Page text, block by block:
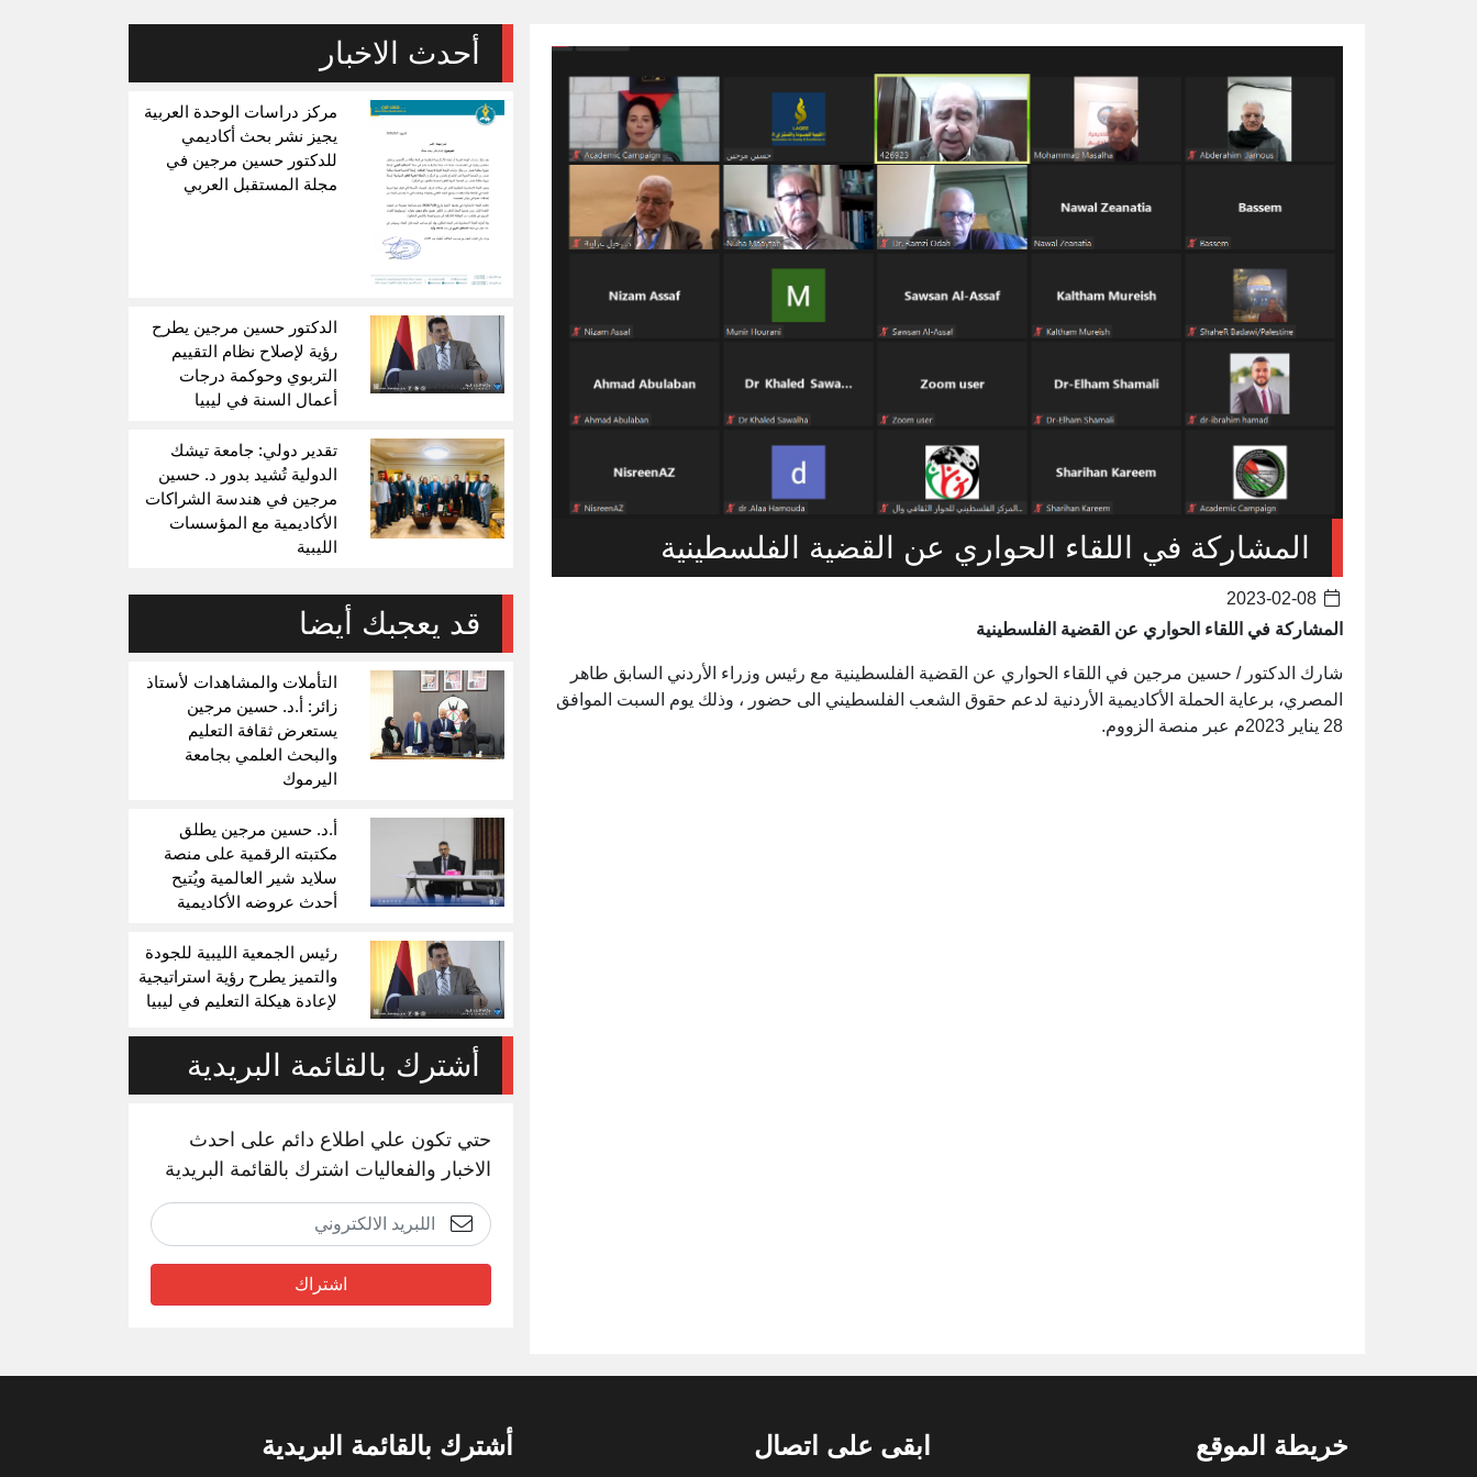
المشاركة في اللقاء الحواري عن القضية الفلسطينية
المشاركة في اللقاء الحواري عن القضية الفلسطينية
شارك الدكتور / حسين مرجين في اللقاء الحواري عن القضية الفلسطينية مع رئيس وزراء الأردني السابق طاهر
المصري، برعاية الحملة الأكاديمية الأردنية لدعم حقوق الشعب الفلسطيني الى حضور ، وذلك يوم السبت الموافق
28 يناير 2023م عبر منصة الزووم.
أحدث الاخبار
مركز دراسات الوحدة العربية
يجيز نشر بحث أكاديمي
للدكتور حسين مرجين في
مجلة المستقبل العربي
الدكتور حسين مرجين يطرح
رؤية لإصلاح نظام التقييم
التربوي وحوكمة درجات
أعمال السنة في ليبيا
تقدير دولي: جامعة تيشك
الدولية تُشيد بدور د. حسين
مرجين في هندسة الشراكات
الأكاديمية مع المؤسسات
الليبية
قد يعجبك أيضا
التأملات والمشاهدات لأستاذ
زائر: أ.د. حسين مرجين
يستعرض ثقافة التعليم
والبحث العلمي بجامعة
اليرموك
أ.د. حسين مرجين يطلق
مكتبته الرقمية على منصة
سلايد شير العالمية ويُتيح
أحدث عروضه الأكاديمية
رئيس الجمعية الليبية للجودة
والتميز يطرح رؤية استراتيجية
لإعادة هيكلة التعليم في ليبيا
أشترك بالقائمة البريدية
حتي تكون علي اطلاع دائم على احدث
الاخبار والفعاليات اشترك بالقائمة البريدية
اشتراك
خريطة الموقع ابقى على اتصال أشترك بالقائمة البريدية